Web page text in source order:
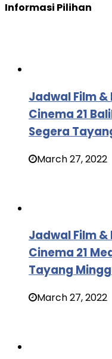
Informasi Pilihan
Jadwal Film &
Cinema 21
Segera
March 27, 2022
Jadwal Film &
Cinema 21
Tayang
March 27, 2022